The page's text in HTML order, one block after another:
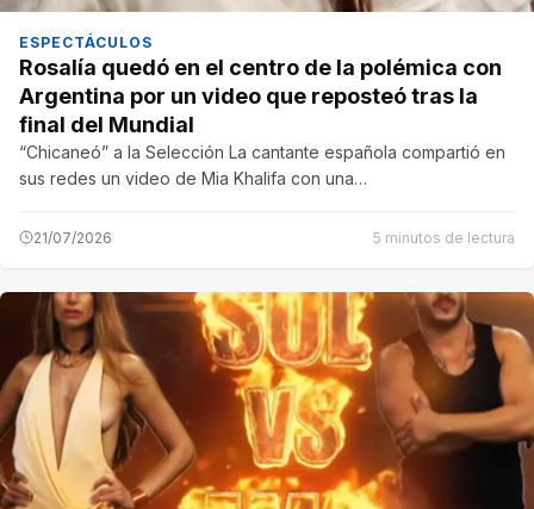
ESPECTÁCULOS
Rosalía quedó en el centro de la polémica con
Argentina por un video que reposteó tras la
final del Mundial
“Chicaneó” a la Selección La cantante española compartió en
sus redes un video de Mia Khalifa con una…
21/07/2026 5 minutos de lectura